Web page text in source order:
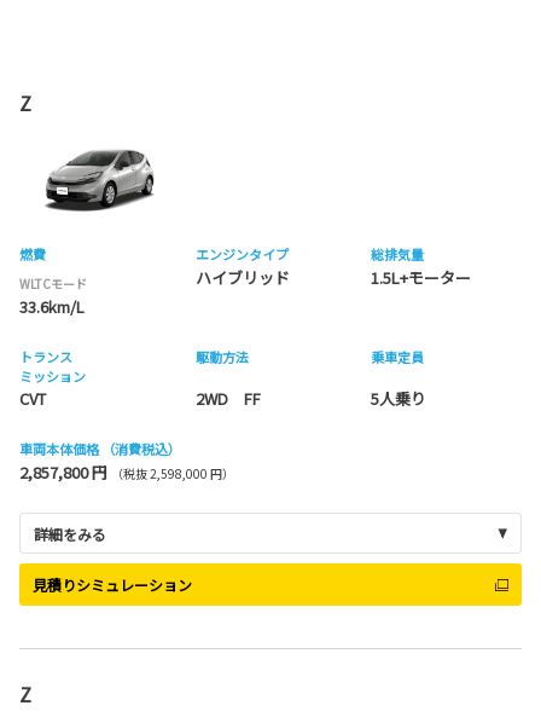
Z
燃費
WLTCモード
33.6km/L
エンジンタイプ
ハイブリッド
総排気量
1.5L+モーター
トランス
ミッション
CVT
駆動方法
2WD FF
乗車定員
5人乗り
車両本体価格 （消費税込）
2,857,800 円 （税抜 2,598,000 円）
詳細をみる
見積りシミュレーション
Z